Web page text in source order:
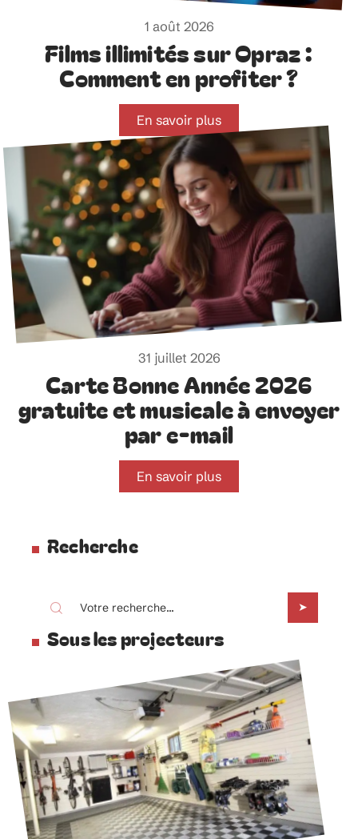
1 août 2026
Films illimités sur Opraz :
Comment en profiter ?
En savoir plus
31 juillet 2026
Carte Bonne Année 2026
gratuite et musicale à envoyer
par e-mail
En savoir plus
Recherche
Sous les projecteurs